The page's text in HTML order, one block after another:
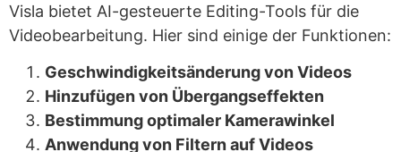
Visla bietet AI-gesteuerte Editing-Tools für die
Videobearbeitung. Hier sind einige der Funktionen:
Geschwindigkeitsänderung von Videos
Hinzufügen von Übergangseffekten
Bestimmung optimaler Kamerawinkel
Anwendung von Filtern auf Videos